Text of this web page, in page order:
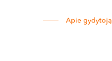
Apie gydytoją